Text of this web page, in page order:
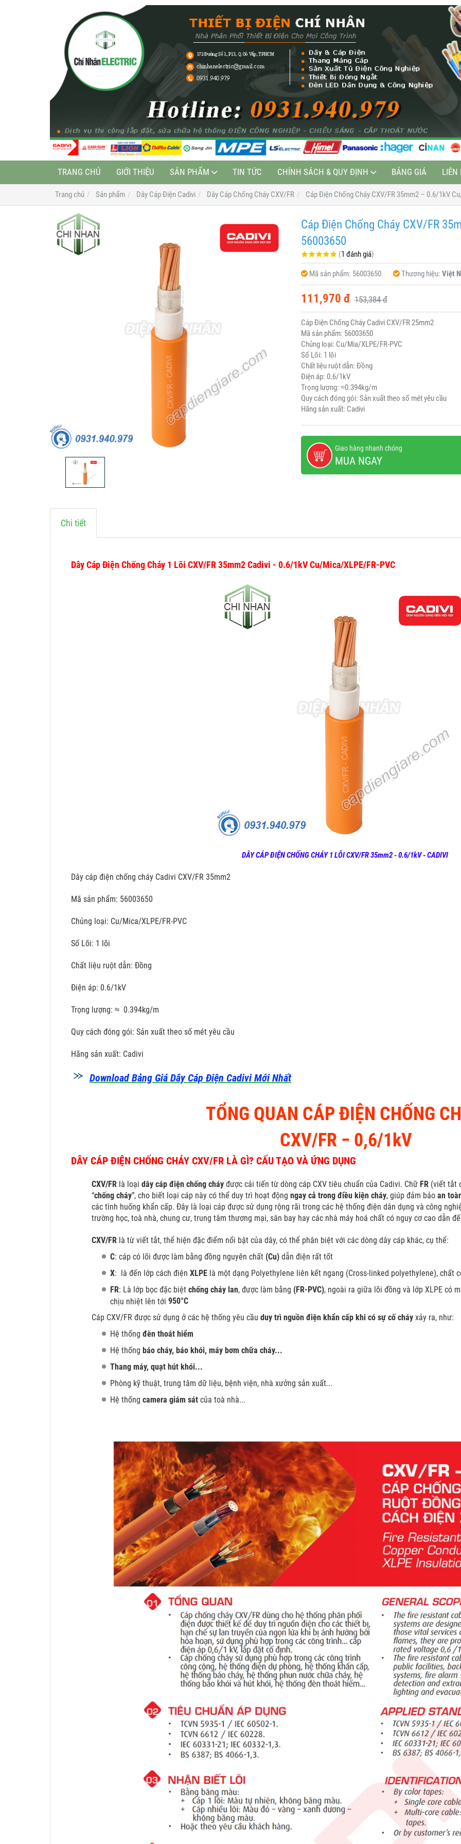
TRANG CHỦ GIỚI THIỆU SẢN PHẨM TIN TỨC CHÍNH SÁCH & QUY ĐỊNH BẢNG GIÁ LIÊN
Trang chủ Sản phẩm Dây Cáp Điện Cadivi Dây Cáp Chống Cháy CXV/FR Cáp Điện Chống Cháy CXV/FR 35mm2 – 0.6/1kV
Cáp Điện Chống Cháy CXV/FR
56003650
(1 đánh giá)
Mã sản phẩm: 56003650 Thương hiệu: Việt
111,970 đ 153,384 đ
Cáp Điện Chống Cháy Cadivi CXV/FR 25mm2
Mã sản phẩm: 56003650
Chủng loại: Cu/Mia/XLPE/FR-PVC
Số Lõi: 1 lõi
Chất liệu ruột dẫn: Đồng
Điện áp: 0.6/1kV
Trọng lượng: ≈0.394kg/m
Quy cách đóng gói: Sản xuất theo số mét yêu cầu
Hãng sản xuất: Cadivi
Giao hàng nhanh chóng
MUA NGAY
Chi tiết
Dây Cáp Điện Chống Cháy 1 Lõi CXV/FR 35mm2 Cadivi - 0.6/1kV Cu/Mica/XLPE/FR-PVC
DÂY CÁP ĐIỆN CHỐNG CHÁY 1 LÕI CXV/FR 35mm2 - 0.6/1kV - CADIVI
Dây cáp điện chống cháy Cadivi CXV/FR 35mm2
Mã sản phẩm: 56003650
Chủng loại: Cu/Mica/XLPE/FR-PVC
Số Lõi: 1 lõi
Chất liệu ruột dẫn: Đồng
Điện áp: 0.6/1kV
Trọng lượng: ≈ 0.394kg/m
Quy cách đóng gói: Sản xuất theo số mét yêu cầu
Hãng sản xuất: Cadivi
Download Bảng Giá Dây Cáp Điện Cadivi Mới Nhất
TỔNG QUAN CÁP ĐIỆN CHỐNG
CXV/FR ­− 0,6/1kV
DÂY CÁP ĐIỆN CHỐNG CHÁY CXV/FR LÀ GÌ? CẤU TẠO VÀ ỨNG DỤNG
CXV/FR là loại dây cáp điện chống cháy được cải tiến từ dòng cáp CXV tiêu chuẩn của Cadivi. Chữ FR (viết tắt
“chống cháy”, cho biết loại cáp này có thể duy trì hoạt động ngay cả trong điều kiện cháy, giúp đảm bảo an
các tình huống khẩn cấp. Đây là loại cáp được sử dụng rộng rãi trong các hệ thống điện dân dụng và công
trường học, toà nhà, chung cư, trung tâm thương mại, sân bay hay các nhà máy hoá chất có nguy cơ cao dẫn
CXV/FR là từ viết tắt, thể hiện đặc điểm nổi bật của dây, có thể phân biệt với các dòng dây cáp khác, cụ thể:
C: cáp có lõi được làm bằng đồng nguyên chất (Cu) dẫn điện rất tốt
X: là đến lớp cách điện XLPE là một dạng Polyethylene liên kết ngang (Cross-linked polyethylene), chất
FR: Là lớp bọc đặc biệt chống cháy lan, được làm bằng (FR-PVC), ngoài ra giữa lõi đồng và lớp XLPE có
chịu nhiệt lên tới 950°C
Cáp CXV/FR được sử dụng ở các hệ thống yêu cầu duy trì nguồn điện khẩn cấp khi có sự cố cháy xảy ra, như:
Hệ thống đèn thoát hiểm
Hệ thống báo cháy, báo khói, máy bơm chữa cháy...
Thang máy, quạt hút khói...
Phòng kỹ thuật, trung tâm dữ liệu, bệnh viện, nhà xưởng sản xuất...
Hệ thống camera giám sát của toà nhà...